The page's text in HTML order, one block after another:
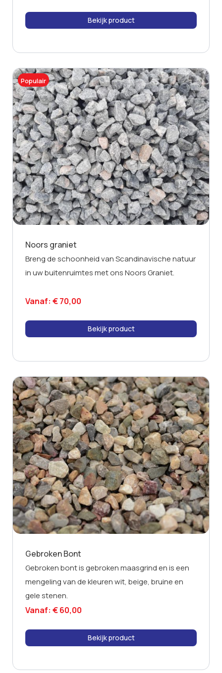
Bekijk product
Populair
Noors graniet
Breng de schoonheid van Scandinavische natuur
in uw buitenruimtes met ons Noors Graniet.
Vanaf: €70,00
Bekijk product
Gebroken Bont
Gebroken bont is gebroken maasgrind en is een
mengeling van de kleuren wit, beige, bruine en
gele stenen.
Vanaf: €60,00
Bekijk product